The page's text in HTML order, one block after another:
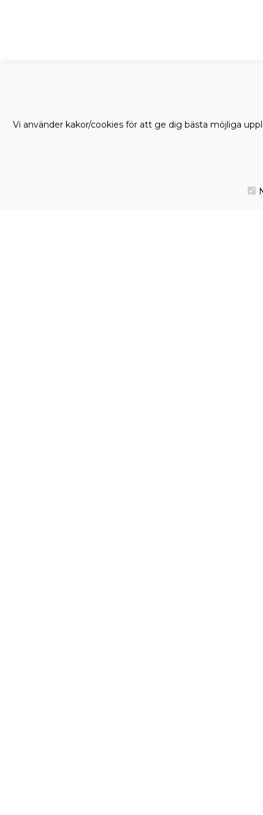
Vi använder kakor/cookies för att ge dig bästa möjliga